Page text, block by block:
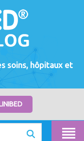
soins, hôpitaux et